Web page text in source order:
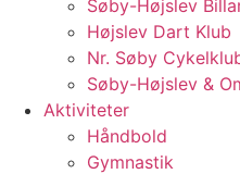
Søby-Højslev
Højslev Dart Klub
Nr. Søby
Søby-Højslev &
Aktiviteter
Håndbold
Gymnastik